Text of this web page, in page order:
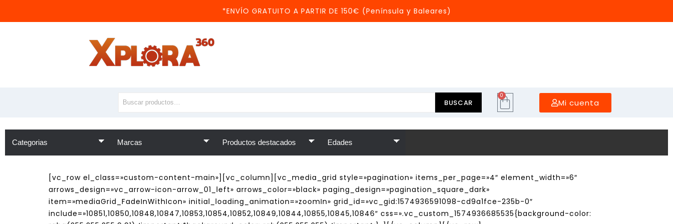
*ENVÍO GRATUITO A PARTIR DE 150€ (Península y Baleares)
BUSCAR
0
Mi cuenta
[vc_row el_class=»custom-content-main»][vc_column][vc_media_grid style=»pagination» items_per_page=»4″ element_width=»6″
arrows_design=»vc_arrow-icon-arrow_01_left» arrows_color=»black» paging_design=»pagination_square_dark»
item=»mediaGrid_FadeInWithIcon» initial_loading_animation=»zoomIn» grid_id=»vc_gid:1574936591098-cd9a1fce-235b-0″
include=»10851,10850,10848,10847,10853,10854,10852,10849,10844,10855,10845,10846″ css=».vc_custom_1574936685535{background-color: